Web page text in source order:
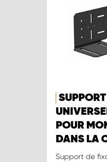
POUR
DANS LA
Support de